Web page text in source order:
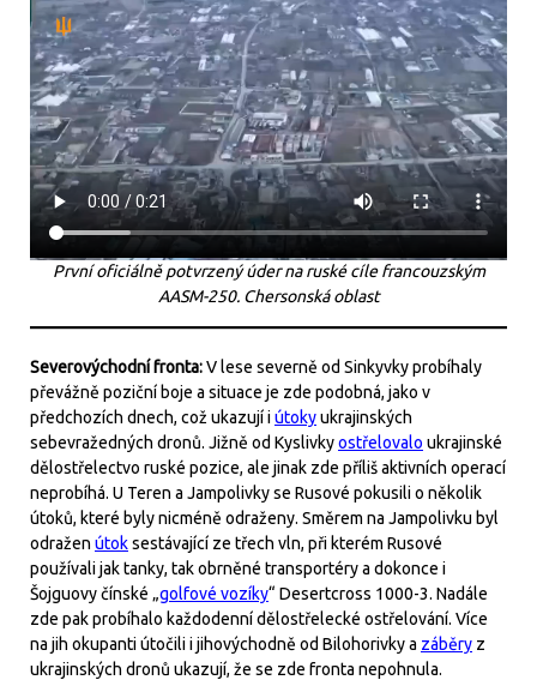
První oficiálně potvrzený úder na ruské cíle francouzským
AASM-250. Chersonská oblast
Severovýchodní fronta:V lese severně od Sinkyvky probíhaly
převážně poziční boje a situace je zde podobná, jako v
předchozích dnech, což ukazují iútokyukrajinských
sebevražedných dronů. Jižně od Kyslivkyostřelovalo ukrajinské
dělostřelectvo ruské pozice, ale jinak zde příliš aktivních operací
neprobíhá. U Teren a Jampolivky se Rusové pokusili o několik
útoků, které byly nicméně odraženy. Směrem na Jampolivku byl
odražen útoksestávající ze třech vln, při kterém Rusové
používali jak tanky, tak obrněné transportéry a dokonce i
Šojguovy čínské „golfové vozíky“ Desertcross 1000-3. Nadále
zde pak probíhalo každodenní dělostřelecké ostřelování. Více
na jih okupanti útočili i jihovýchodně od Bilohorivky a záběry z
ukrajinských dronů ukazují, že se zde fronta nepohnula.